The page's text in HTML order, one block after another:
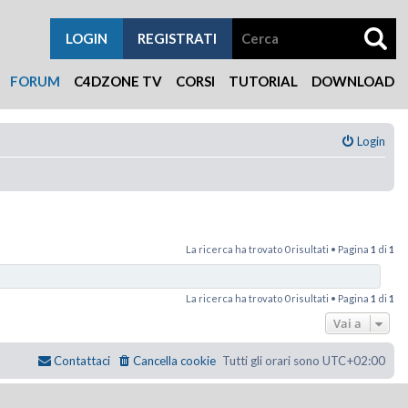
FORUM C4DZONE TV CORSI TUTORIAL DOWNLOAD
REGISTRATI
LOGIN
Login
La ricerca ha trovato 0 risultati • Pagina 1 di 1
La ricerca ha trovato 0 risultati • Pagina 1 di 1
Vai a
Tutti gli orari sono UTC+02:00
Cancella cookie
Contattaci